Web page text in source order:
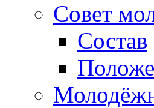
Совет
Состав